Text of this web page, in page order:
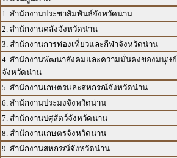
1. สำนักงานประชาสัมพันธ์จังหวัดน่าน
2. สำนักงานคลังจังหวัดน่าน
3. สำนักงานการท่องเที่ยวและกีฬาจังหวัดน่าน
4. สำนักงานพัฒนาสังคมและความมั่นคงของมนุษย์
จังหวัดน่าน
5. สำนักงานเกษตรและสหกรณ์จังหวัดน่าน
6. สำนักงานประมงจังหวัดน่าน
7. สำนักงานปศุสัตว์จังหวัดน่าน
8. สำนักงานเกษตรจังหวัดน่าน
9. สำนักงานสหกรณ์จังหวัดน่าน